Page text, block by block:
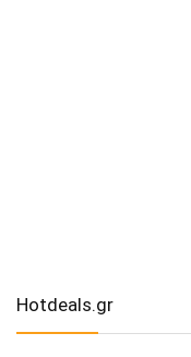
Hotdeals.gr